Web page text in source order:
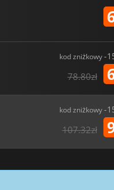
kod zniżkowy-
78.80zł
kod zniżkowy-
107.32zł